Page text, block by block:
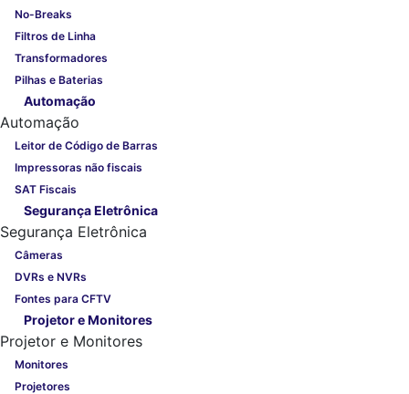
No-Breaks
Filtros de Linha
Transformadores
Pilhas e Baterias
Automação
Automação
Leitor de Código de Barras
Impressoras não fiscais
SAT Fiscais
Segurança Eletrônica
Segurança Eletrônica
Câmeras
DVRs e NVRs
Fontes para CFTV
Projetor e Monitores
Projetor e Monitores
Monitores
Projetores